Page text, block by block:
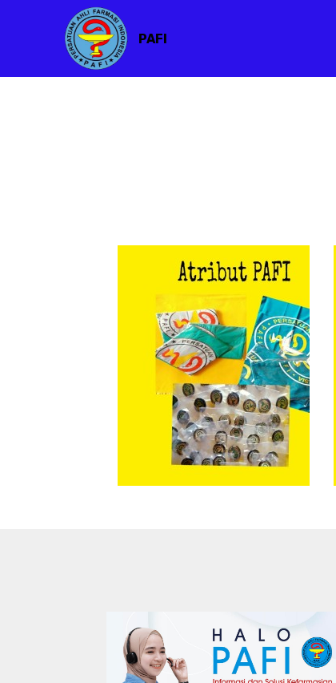
PAFI
Atribut PAFI
Atribut
PAFI